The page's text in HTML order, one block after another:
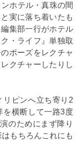
ホテル・真珠の間
実に落ち着いたも
集部一行がホテル
・ライフ』単独取
ポーズをレクチャ
クチャーしたりし
リピンへ立ち寄り2
を横断して一路3度
のためにまず降り
もちろんこれにも